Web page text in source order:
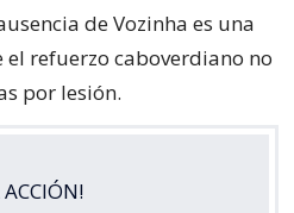
de Vozinha es una
el refuerzo caboverdiano no
por lesión.